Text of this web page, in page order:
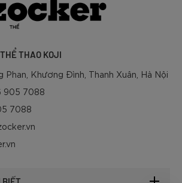
THAO KOJI
Phan, Khương Đình, Thanh Xuân, Hà Nội
905 7088
7088